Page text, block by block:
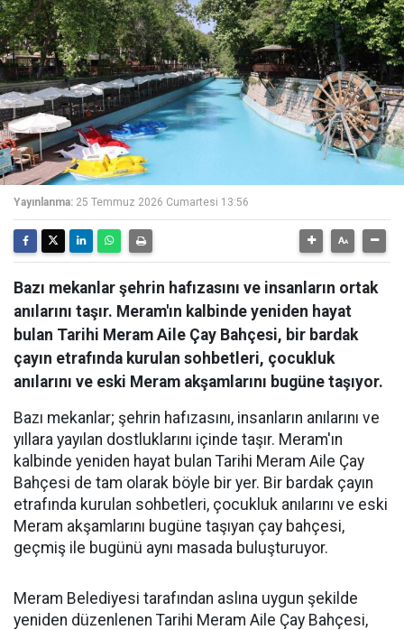
Yayınlanma: 25 Temmuz 2026 Cumartesi 13:56
Bazı mekanlar şehrin hafızasını ve insanların ortak
anılarını taşır. Meram'ın kalbinde yeniden hayat
bulan Tarihi Meram Aile Çay Bahçesi, bir bardak
çayın etrafında kurulan sohbetleri, çocukluk
anılarını ve eski Meram akşamlarını bugüne taşıyor.
Bazı mekanlar; şehrin hafızasını, insanların anılarını ve
yıllara yayılan dostluklarını içinde taşır. Meram'ın
kalbinde yeniden hayat bulan Tarihi Meram Aile Çay
Bahçesi de tam olarak böyle bir yer. Bir bardak çayın
etrafında kurulan sohbetleri, çocukluk anılarını ve eski
Meram akşamlarını bugüne taşıyan çay bahçesi,
geçmiş ile bugünü aynı masada buluşturuyor.
Meram Belediyesi tarafından aslına uygun şekilde
yeniden düzenlenen Tarihi Meram Aile Çay Bahçesi,